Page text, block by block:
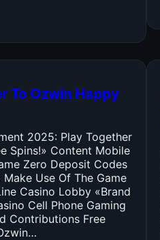
To Ozwin Happy
2025: Play Together
Spins!» Content Mobile
Zero Deposit Codes
Use Of The Game
Casino Lobby «Brand
Cell Phone Gaming
Contributions Free